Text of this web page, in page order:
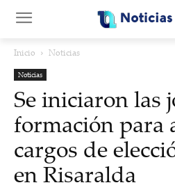
Inicio Noticias
Noticias
Se iniciaron las
formación para
cargos de
en Risaralda